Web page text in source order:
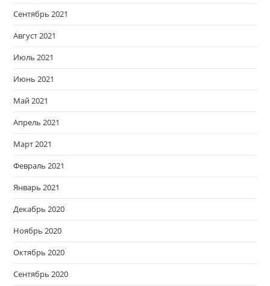
Сентябрь 2021
Август 2021
Июль 2021
Июнь 2021
Май 2021
Апрель 2021
Март 2021
Февраль 2021
Январь 2021
Декабрь 2020
Ноябрь 2020
Октябрь 2020
Сентябрь 2020